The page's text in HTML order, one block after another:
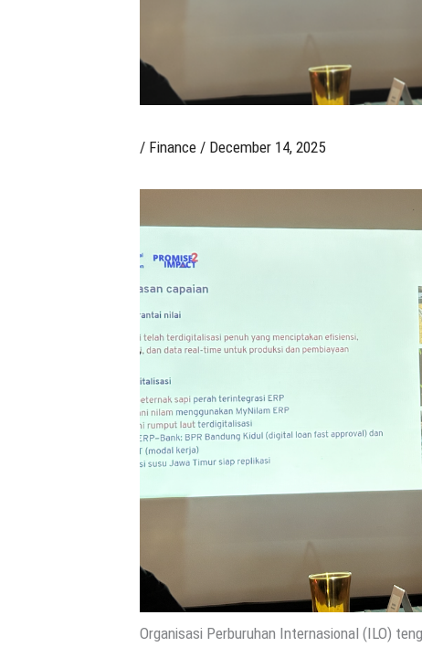
/ Finance / December 14, 2025
Organisasi Perburuhan Internasional (ILO)